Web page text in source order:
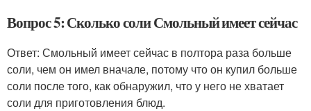
Вопрос 5: Сколько соли Смольный имеет сейчас
Ответ: Смольный имеет сейчас в полтора раза больше
соли, чем он имел вначале, потому что он купил больше
соли после того, как обнаружил, что у него не хватает
соли для приготовления блюд.